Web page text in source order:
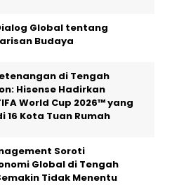
Global tentang
Budaya
di Tengah
Hisense Hadirkan
World Cup 2026™ yang
16 Kota Tuan Rumah
Soroti
Global di Tengah
Tidak Menentu